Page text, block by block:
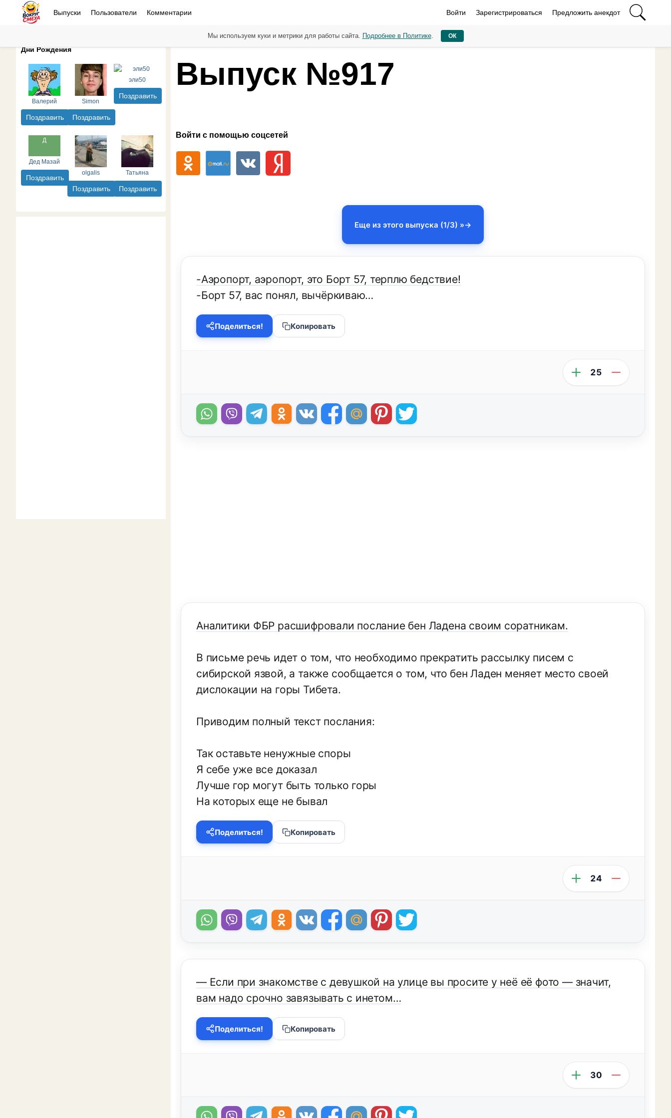
Выпуски Пользователи Комментарии Войти Зарегистрироваться Предложить анекдот
Дни Рождения
Валерий
Поздравить
Simon
Поздравить
эли50
Поздравить
Дед Мазай
Поздравить
olgalis
Поздравить
Татьяна
Поздравить
Выпуск №917
Войти с помощью соцсетей
Еще из этого выпуска (1/3) »
-Аэропорт, аэропорт, это Борт 57, терплю бедствие!
-Борт 57, вас понял, вычёркиваю…
Поделиться! Копировать
25
Аналитики ФБР расшифровали послание бен Ладена своим соратникам.
В письме речь идет о том, что необходимо прекратить рассылку писем с
сибирской язвой, а также сообщается о том, что бен Ладен меняет место своей
дислокации на горы Тибета.
Приводим полный текст послания:
Так оставьте ненужные споры
Я себе уже все доказал
Лучше гор могут быть только горы
На которых еще не бывал
Поделиться! Копировать
24
— Если при знакомстве с девушкой на улице вы просите у неё её фото — значит,
вам надо срочно завязывать с инетом…
Поделиться! Копировать
30
Мы используем куки и метрики для работы сайта. Подробнее в Политике. ОК